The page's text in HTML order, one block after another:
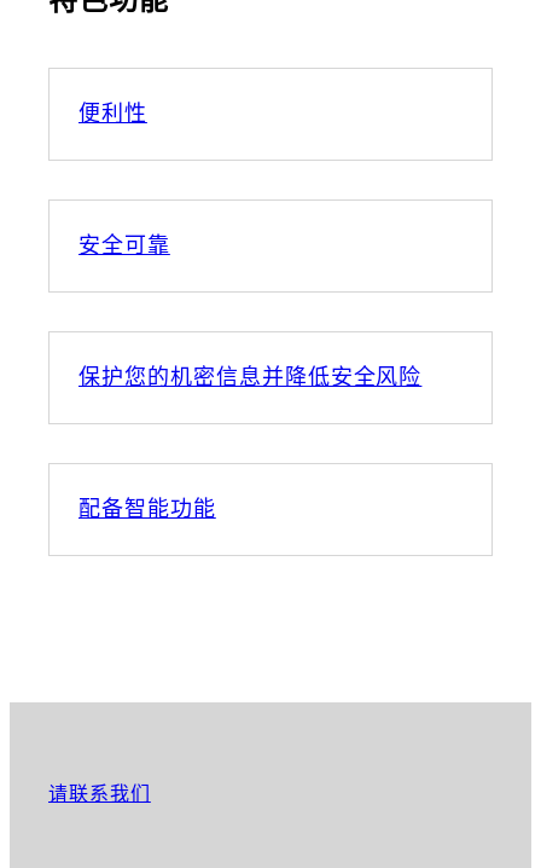
便利性
安全可靠
保护您的机密信息并降低安全风险
配备智能功能
请联系我们